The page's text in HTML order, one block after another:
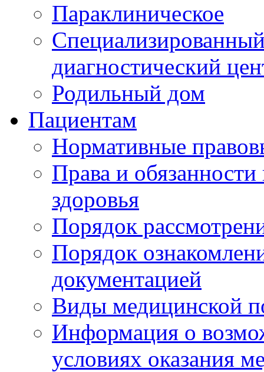
Параклиническое
диагностический
Родильный дом
Пациентам
Нормативные
Права и
здоровья
Порядок
Порядок
документацией
Виды медицинской
Информация о
условиях оказания